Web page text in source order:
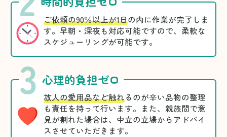
ご依頼の90％以上が1日の内に作業が完了しま
す。早朝・深夜も対応可能ですので、柔軟な
スケジューリングが可能です。
3 心理的負担ゼロ
故人の愛用品など触れるのが辛い品物の整理
も責任を持って行います。また、親族間で意
見が割れた場合は、中立の立場からアドバイ
スさせていただきます。